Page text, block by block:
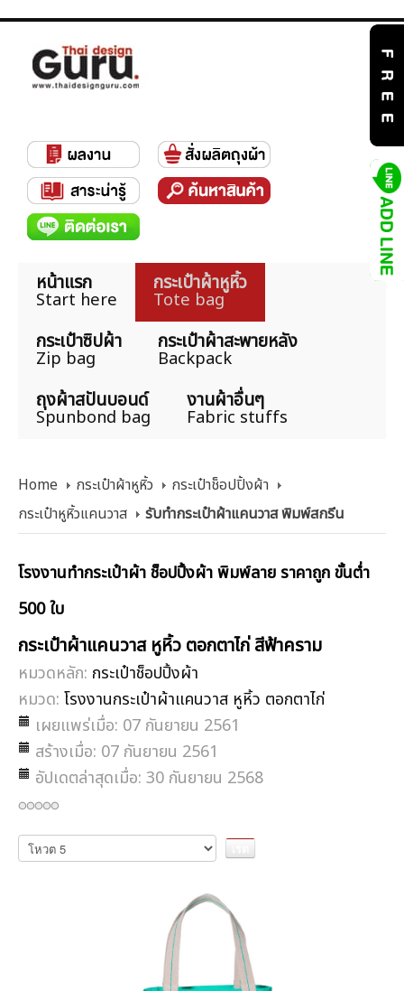
หน้าแรก
Start here
กระเป๋าผ้าหูหิ้ว
Tote bag
กระเป๋าซิปผ้า
Zip bag
กระเป๋าผ้าสะพายหลัง
Backpack
ถุงผ้าสปันบอนด์
Spunbond bag
งานผ้าอื่นๆ
Fabric stuffs
Home กระเป๋าผ้าหูหิ้ว
กระเป๋าช็อปปิ้งผ้า
กระเป๋าหูหิ้วแคนวาส
รับทำกระเป๋าผ้าแคนวาส พิมพ์สกรีน
โรงงานทำกระเป๋าผ้า ช็อปปิ้งผ้า พิมพ์ลาย ราคาถูก ขั้นต่ำ
500 ใบ
กระเป๋าผ้าแคนวาส หูหิ้ว ตอกตาไก่ สีฟ้าคราม
หมวดหลัก: กระเป๋าช็อปปิ้งผ้า
หมวด: โรงงานกระเป๋าผ้าแคนวาส หูหิ้ว ตอกตาไก่
เผยแพร่เมื่อ: 07 กันยายน 2561
สร้างเมื่อ: 07 กันยายน 2561
อัปเดตล่าสุดเมื่อ: 30 กันยายน 2568
กรุณา
ให้